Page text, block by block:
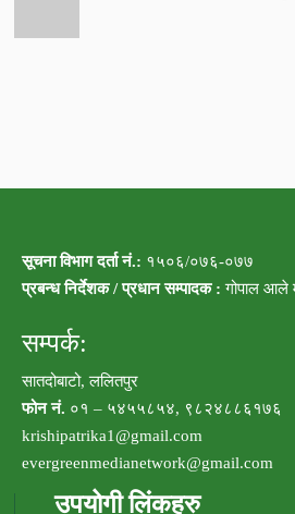
सूचना विभाग दर्ता नं.: १५०६/०७६-०७७
प्रबन्ध निर्देशक / प्रधान सम्पादक : गोपाल आले
सम्पर्क:
सातदोबाटो, ललितपुर
फोन नं. ०१ – ५४५५८५४, ९८२४८८६१७६
krishipatrika1@gmail.com
evergreenmedianetwork@gmail.com
उपयोगी लिंकहरु